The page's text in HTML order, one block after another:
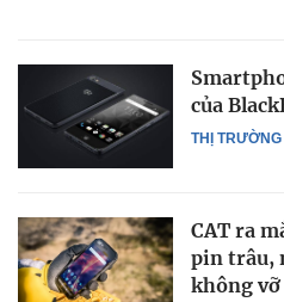
THỊ TRƯỜNG
của
CAT ra
pin trâu,
không vỡ